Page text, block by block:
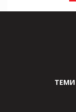
ТЕМИ